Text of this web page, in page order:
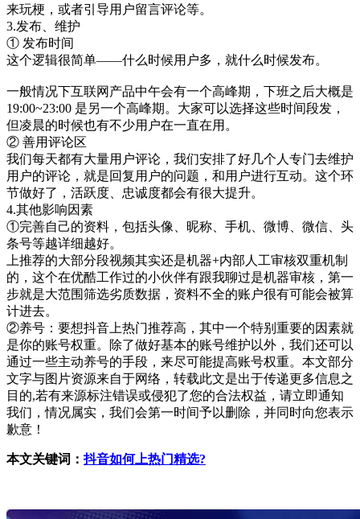
来玩梗，或者引导用户留言评论等。
3.发布、维护
① 发布时间
这个逻辑很简单——什么时候用户多，就什么时候发布。
一般情况下互联网产品中午会有一个高峰期，下班之后大概是
19:00~23:00 是另一个高峰期。大家可以选择这些时间段发，
但凌晨的时候也有不少用户在一直在用。
② 善用评论区
我们每天都有大量用户评论，我们安排了好几个人专门去维护
用户的评论，就是回复用户的问题，和用户进行互动。这个环
节做好了，活跃度、忠诚度都会有很大提升。
4.其他影响因素
①完善自己的资料，包括头像、昵称、手机、微博、微信、头
条号等越详细越好。
上推荐的大部分段视频其实还是机器+内部人工审核双重机制
的，这个在优酷工作过的小伙伴有跟我聊过是机器审核，第一
步就是大范围筛选劣质数据，资料不全的账户很有可能会被算
计进去。
②养号：要想抖音上热门推荐高，其中一个特别重要的因素就
是你的账号权重。除了做好基本的账号维护以外，我们还可以
通过一些主动养号的手段，来尽可能提高账号权重。本文部分
文字与图片资源来自于网络，转载此文是出于传递更多信息之
目的,若有来源标注错误或侵犯了您的合法权益，请立即通知
我们，情况属实，我们会第一时间予以删除，并同时向您表示
歉意！
本文关键词：抖音如何上热门精选?